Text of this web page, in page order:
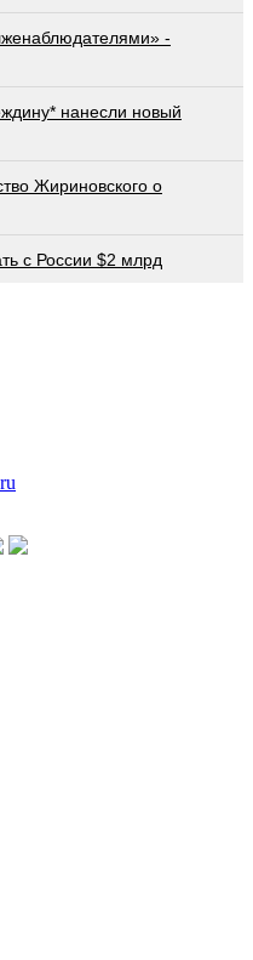
-
нанесли новый
Жириновского о
c России $2 млрд